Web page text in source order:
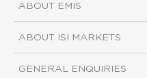
ABOUT EMIS
ABOUT ISI MARKETS
GENERAL ENQUIRIES